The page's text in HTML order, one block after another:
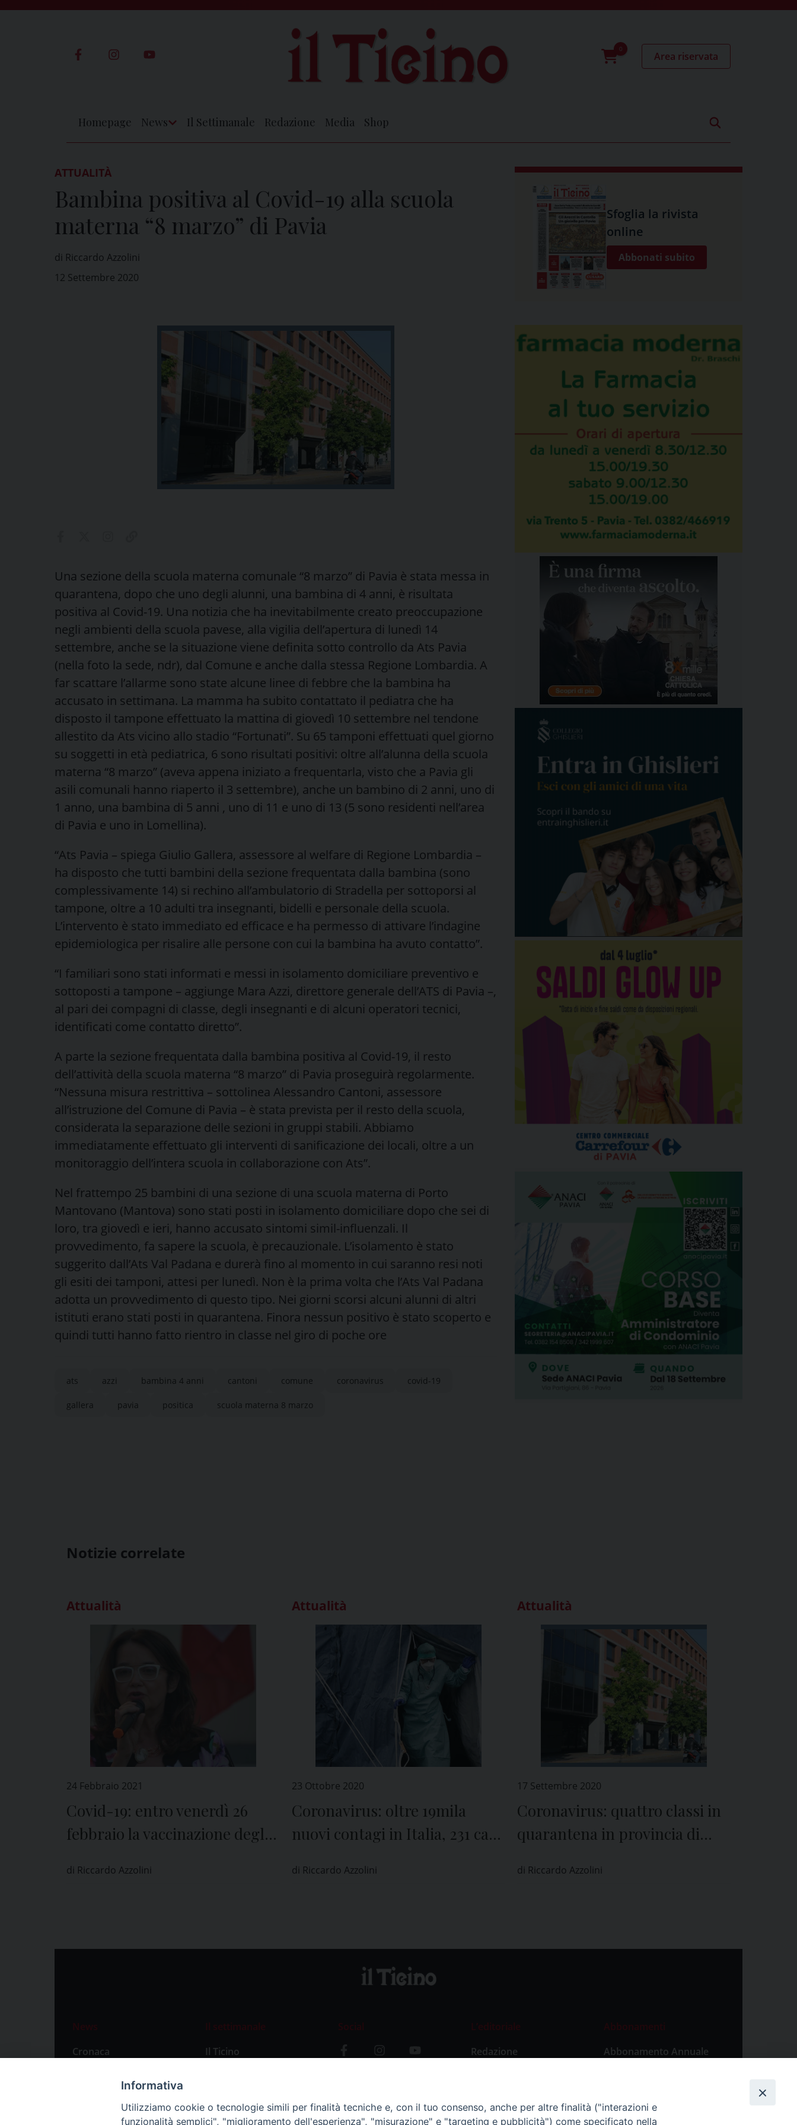
0
Area riservata
Homepage News Il Settimanale Redazione Media Shop
ATTUALITÀ
Bambina positiva al Covid-19 alla scuola
materna “8 marzo” di Pavia
di Riccardo Azzolini
12 Settembre 2020
Una sezione della scuola materna comunale “8 marzo” di Pavia è stata messa in
quarantena, dopo che uno degli alunni, una bambina di 4 anni, è risultata
positiva al Covid-19. Una notizia che ha inevitabilmente creato preoccupazione
negli ambienti della scuola pavese, alla vigilia dell’apertura di lunedì 14
settembre, anche se la situazione viene definita sotto controllo da Ats Pavia
(nella foto la sede, ndr), dal Comune e anche dalla stessa Regione Lombardia. A
far scattare l’allarme sono state alcune linee di febbre che la bambina ha
accusato in settimana. La mamma ha subito contattato il pediatra che ha
disposto il tampone effettuato la mattina di giovedì 10 settembre nel tendone
allestito da Ats vicino allo stadio “Fortunati”. Su 65 tamponi effettuati quel giorno
su soggetti in età pediatrica, 6 sono risultati positivi: oltre all’alunna della scuola
materna “8 marzo” (aveva appena iniziato a frequentarla, visto che a Pavia gli
asili comunali hanno riaperto il 3 settembre), anche un bambino di 2 anni, uno di
1 anno, una bambina di 5 anni , uno di 11 e uno di 13 (5 sono residenti nell’area
di Pavia e uno in Lomellina).
“Ats Pavia – spiega Giulio Gallera, assessore al welfare di Regione Lombardia –
ha disposto che tutti bambini della sezione frequentata dalla bambina (sono
complessivamente 14) si rechino all’ambulatorio di Stradella per sottoporsi al
tampone, oltre a 10 adulti tra insegnanti, bidelli e personale della scuola.
L’intervento è stato immediato ed efficace e ha permesso di attivare l’indagine
epidemiologica per risalire alle persone con cui la bambina ha avuto contatto”.
“I familiari sono stati informati e messi in isolamento domiciliare preventivo e
sottoposti a tampone – aggiunge Mara Azzi, direttore generale dell’ATS di Pavia –,
al pari dei compagni di classe, degli insegnanti e di alcuni operatori tecnici,
identificati come contatto diretto”.
A parte la sezione frequentata dalla bambina positiva al Covid-19, il resto
dell’attività della scuola materna “8 marzo” di Pavia proseguirà regolarmente.
“Nessuna misura restrittiva – sottolinea Alessandro Cantoni, assessore
all’istruzione del Comune di Pavia – è stata prevista per il resto della scuola,
considerata la separazione delle sezioni in gruppi stabili. Abbiamo
immediatamente effettuato gli interventi di sanificazione dei locali, oltre a un
monitoraggio dell’intera scuola in collaborazione con Ats”.
Nel frattempo 25 bambini di una sezione di una scuola materna di Porto
Mantovano (Mantova) sono stati posti in isolamento domiciliare dopo che sei di
loro, tra giovedì e ieri, hanno accusato sintomi simil-influenzali. Il
provvedimento, fa sapere la scuola, è precauzionale. L’isolamento è stato
suggerito dall’Ats Val Padana e durerà fino al momento in cui saranno resi noti
gli esiti dei tamponi, attesi per lunedì. Non è la prima volta che l’Ats Val Padana
adotta un provvedimento di questo tipo. Nei giorni scorsi alcuni alunni di altri
istituti erano stati posti in quarantena. Finora nessun positivo è stato scoperto e
quindi tutti hanno fatto rientro in classe nel giro di poche ore
ats azzi bambina 4 anni cantoni comune coronavirus covid-19
gallera pavia positica scuola materna 8 marzo
Sfoglia la rivista
online
Abbonati subito
Notizie correlate
Attualità
24 Febbraio 2021
Covid-19: entro venerdì 26
febbraio la vaccinazione degli
di Riccardo Azzolini
Attualità
23 Ottobre 2020
Coronavirus: oltre 19mila
nuovi contagi in Italia, 231 casi
di Riccardo Azzolini
Attualità
17 Settembre 2020
Coronavirus: quattro classi in
quarantena in provincia di
di Riccardo Azzolini
News
Cronaca
Primo Piano
Il settimanale
Il Ticino
Social
L’editoriale
Redazione
Abbonamenti
Abbonamento Annuale
Abbonamento Singola
Informativa
Utilizziamo cookie o tecnologie simili per finalità tecniche e, con il tuo consenso, anche per altre finalità ("interazioni e
funzionalità semplici", "miglioramento dell'esperienza", "misurazione" e "targeting e pubblicità") come specificato nella